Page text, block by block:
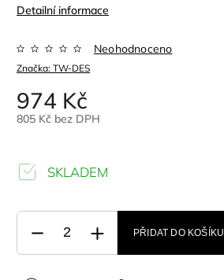
Detailní informace
Značka: TW-DES
Neohodnoceno
974 Kč
805 Kč bez DPH
SKLADEM
PŘIDAT DO KOŠÍKU